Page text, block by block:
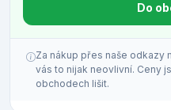
Do
Za nákup přes naše odkazy
vás to nijak neovlivní. Ceny
obchodech lišit.